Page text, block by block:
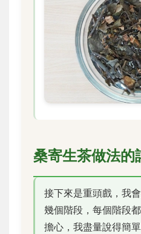
桑寄生茶做法的
接下來是重頭戲，我
幾個階段，每個階段
擔心，我盡量說得簡單